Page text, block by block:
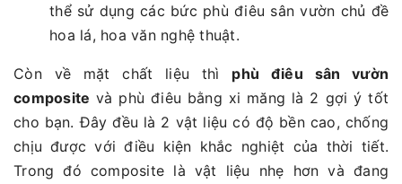
thể sử dụng các bức phù điêu sân vườn chủ đề
hoa lá, hoa văn nghệ thuật.
Còn về mặt chất liệu thì phù điêu sân vườn
composite và phù điêu bằng xi măng là 2 gợi ý tốt
cho bạn. Đây đều là 2 vật liệu có độ bền cao, chống
chịu được với điều kiện khắc nghiệt của thời tiết.
Trong đó composite là vật liệu nhẹ hơn và đang